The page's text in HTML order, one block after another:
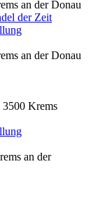
an der Donau
der Zeit
an der Donau
3500 Krems
an der